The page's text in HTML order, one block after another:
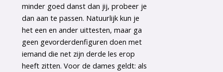
minder goed danst dan jij, probeer je
dan aan te passen. Natuurlijk kun je
het een en ander uittesten, maar ga
geen gevorderdenfiguren doen met
iemand die net zijn derde les erop
heeft zitten. Voor de dames geldt: als